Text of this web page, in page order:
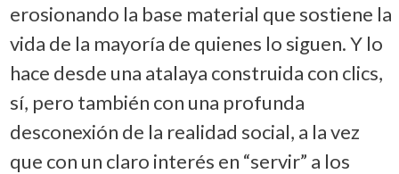
erosionando la base material que sostiene la
vida de la mayoría de quienes lo siguen. Y lo
hace desde una atalaya construida con clics,
sí, pero también con una profunda
desconexión de la realidad social, a la vez
que con un claro interés en “servir” a los